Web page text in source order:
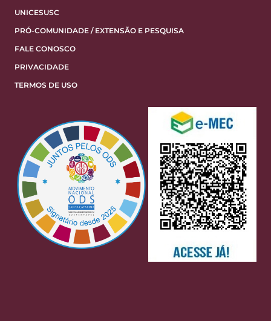
UNICESUSC
PRÓ-COMUNIDADE / EXTENSÃO E PESQUISA
FALE CONOSCO
PRIVACIDADE
TERMOS DE USO